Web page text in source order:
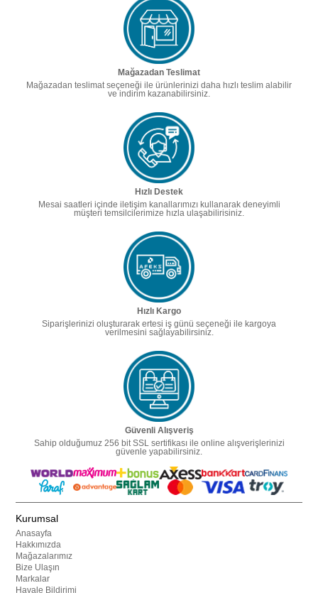
Mağazadan Teslimat
Mağazadan teslimat seçeneği ile ürünlerinizi daha hızlı teslim alabilir
ve indirim kazanabilirsiniz.
Hızlı Destek
Mesai saatleri içinde iletişim kanallarımızı kullanarak deneyimli
müşteri temsilcilerimize hızla ulaşabilirisiniz.
Hızlı Kargo
Siparişlerinizi oluşturarak ertesi iş günü seçeneği ile kargoya
verilmesini sağlayabilirsiniz.
Güvenli Alışveriş
Sahip olduğumuz 256 bit SSL sertifikası ile online alışverişlerinizi
güvenle yapabilirsiniz.
Kurumsal
Anasayfa
Hakkımızda
Mağazalarımız
Bize Ulaşın
Markalar
Havale Bildirimi